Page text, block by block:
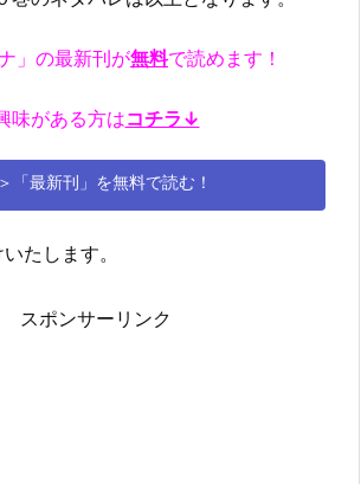
」の最新刊が無料で読めます！
味がある方はコチラ↓
「最新刊」を無料で読む！
たします。
スポンサーリンク